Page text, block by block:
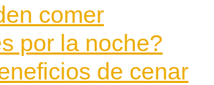
comer
por la noche?
de cenar